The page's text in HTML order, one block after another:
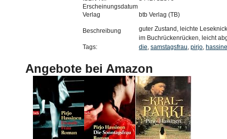
Erscheinungsdatum
Verlag
btb Verlag (TB)
Beschreibung
guter Zustand, leichte
im Buchrückenrücken, leicht
Tags:
die, samstagsfrau, pirjo,
Angebote bei Amazon